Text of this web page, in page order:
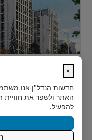
כשחושבים על
נמצאת בשנים
ישראלים רבים:
×
חדשות הנדל"ן אנו
האתר ולשפר את חוויית
להפעיל.